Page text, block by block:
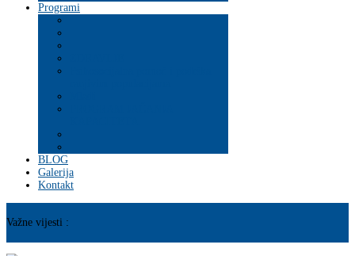
Programi
BLOG
Galerija
Kontakt
Važne vijesti :